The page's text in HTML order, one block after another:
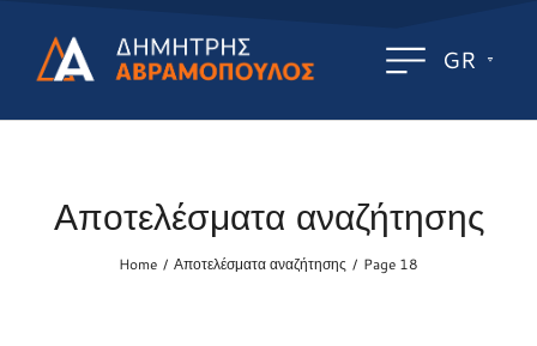
GR
Αποτελέσματα αναζήτησης
Home / Αποτελέσματα αναζήτησης / Page 18